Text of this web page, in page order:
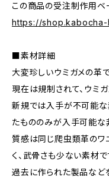
この商品の受注制作用ベ
https://shop.kabocha-
■素材詳細
大変珍しいウミガメの革で
現在は規制されて、ウミ
新規では入手が不可能な
たもののみが入手可能な
質感は同じ爬虫類革のワ
く、武骨さも少ない素材で
過去に作られた製品など